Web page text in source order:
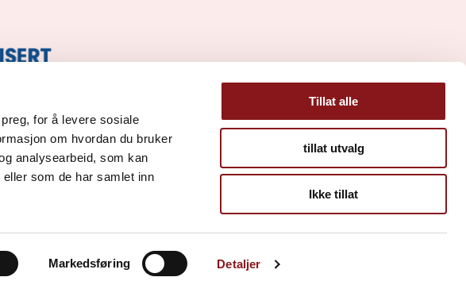
for å levere sosiale
om hvordan du bruker
analysearbeid, som kan
som de har samlet inn
Markedsføring Detaljer
Tillat alle
tillat utvalg
Ikke tillat